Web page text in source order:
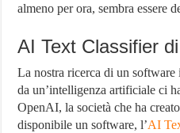
almeno per ora, sembra essere
AI Text Classifier
La nostra ricerca di un
da un’intelligenza artificiale ci
OpenAI, la società che ha
disponibile un software, l’AI